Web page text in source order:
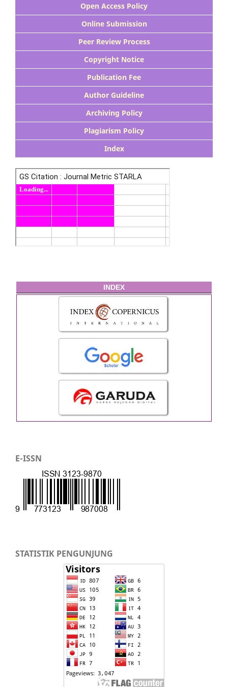
Open Access Policy
Online Submission
Peer Review Process
Copyright Notice
Publication Fee
Author Guideline
Archiving Policy
Plagiarism Policy
Index
INDEX
E-ISSN
STATISTIK PENGUNJUNG